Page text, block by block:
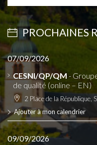
PROCHAINES
07/09/2026
CESNI/QP/QM -
de qualité (online – EN)
2 Place de la République,
Ajouter à mon calendrier
09/09/2026